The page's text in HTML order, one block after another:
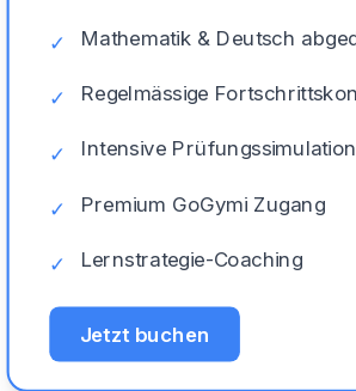
✓ Mathematik & Deutsch
✓ Regelmässige
✓ Intensive Prüfungssimulation
✓ Premium GoGymi Zugang
✓ Lernstrategie-Coaching
Jetzt buchen